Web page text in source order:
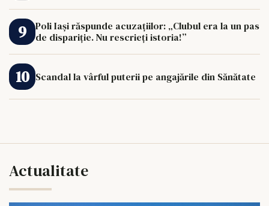
Poli Iași răspunde acuzațiilor: „Clubul era la un pas
de dispariție. Nu rescrieți istoria!”
Scandal la vârful puterii pe angajările din Sănătate
Actualitate